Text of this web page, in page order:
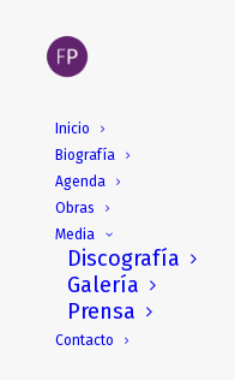
Inicio
Biografía
Agenda
Obras
Media
Discografía
Galería
Prensa
Contacto
Música
Cesar